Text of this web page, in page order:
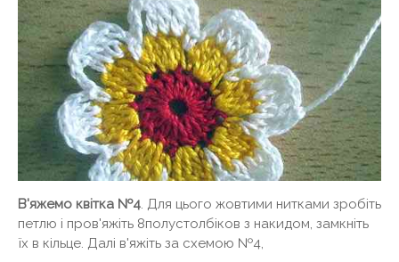
В'яжемо квітка №4. Для цього жовтими нитками зробіть
петлю і пров'яжіть 8полустолбіков з накидом, замкніть
їх в кільце. Далі в'яжіть за схемою №4,